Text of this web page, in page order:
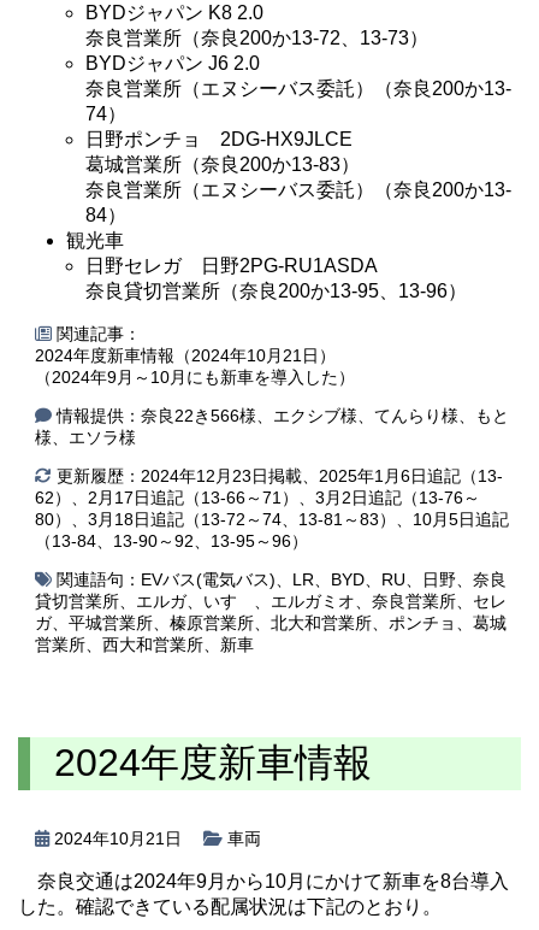
BYDジャパン K8 2.0
奈良営業所（奈良200か13-72、13-73）
BYDジャパン J6 2.0
奈良営業所（エヌシーバス委託）（奈良200か13-
74）
日野ポンチョ 2DG-HX9JLCE
葛城営業所（奈良200か13-83）
奈良営業所（エヌシーバス委託）（奈良200か13-
84）
観光車
日野セレガ 日野2PG-RU1ASDA
奈良貸切営業所（奈良200か13-95、13-96）
関連記事：
2024年度新車情報（2024年10月21日）
（2024年9月～10月にも新車を導入した）
情報提供：奈良22き566様、エクシブ様、てんらり様、もと
様、エソラ様
更新履歴：2024年12月23日掲載、2025年1月6日追記（13-
62）、2月17日追記（13-66～71）、3月2日追記（13-76～
80）、3月18日追記（13-72～74、13-81～83）、10月5日追記
（13-84、13-90～92、13-95～96）
関連語句： EVバス(電気バス)、 LR、 BYD、 RU、 日野、 奈良
貸切営業所、 エルガ、 いすゞ 、 エルガミオ、 奈良営業所、 セレ
ガ、 平城営業所、 榛原営業所、 北大和営業所、 ポンチョ 、 葛城
営業所、 西大和営業所、 新車
2024年度新車情報
2024年10月21日 車両
奈良交通は2024年9月から10月にかけて新車を8台導入
した。確認できている配属状況は下記のとおり。